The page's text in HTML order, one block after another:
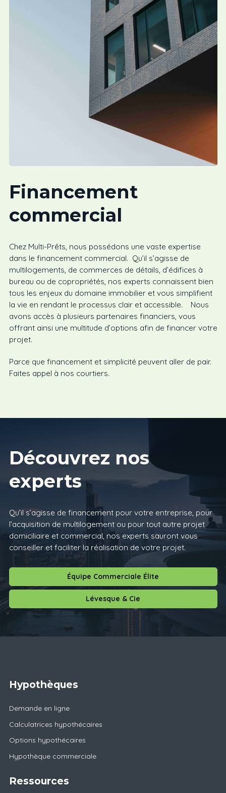
Financement
commercial
Chez Multi-Prêts, nous possédons une vaste expertise
dans le financement commercial. Qu’il s’agisse de
multilogements, de commerces de détails, d’édifices à
bureau ou de copropriétés, nos experts connaissent bien
tous les enjeux du domaine immobilier et vous simplifient
la vie en rendant le processus clair et accessible. Nous
avons accès à plusieurs partenaires financiers, vous
offrant ainsi une multitude d’options afin de financer votre
projet.
Parce que financement et simplicité peuvent aller de pair.
Faites appel à nos courtiers.
Découvrez nos
experts
Qu’il s’agisse de financement pour votre entreprise, pour
l’acquisition de multilogement ou pour tout autre projet
domiciliaire et commercial, nos experts sauront vous
conseiller et faciliter la réalisation de votre projet.
Équipe Commerciale Élite
Lévesque & Cie
Hypothèques
Demande en ligne
Calculatrices hypothécaires
Options hypothécaires
Hypothèque commerciale
Ressources